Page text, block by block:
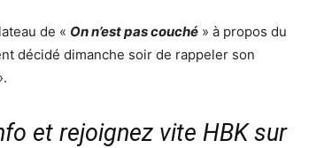
de « On n’est pas couché » à propos du
décidé dimanche soir de rappeler son
et rejoignez vite HBK sur